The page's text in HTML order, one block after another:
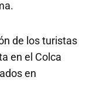
de los turistas
en el Colca
en